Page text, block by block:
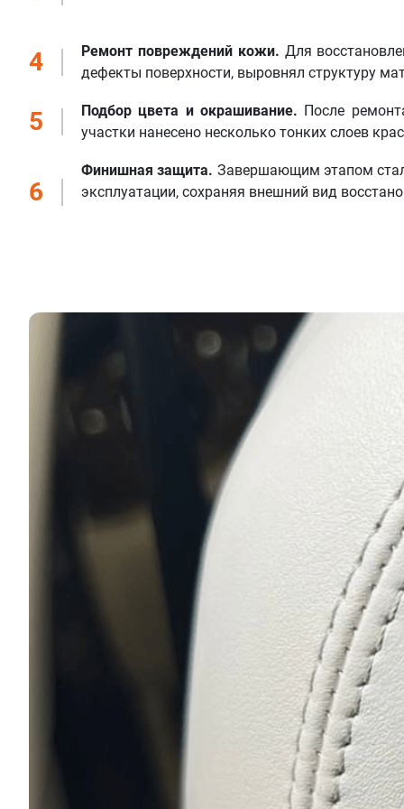
4 Ремонт повреждений кожи. Для
дефекты поверхности, выровнял структуру
5 Подбор цвета и окрашивание. После
участки нанесено несколько тонких слоев
6
Финишная защита. Завершающим этапом
эксплуатации, сохраняя внешний вид